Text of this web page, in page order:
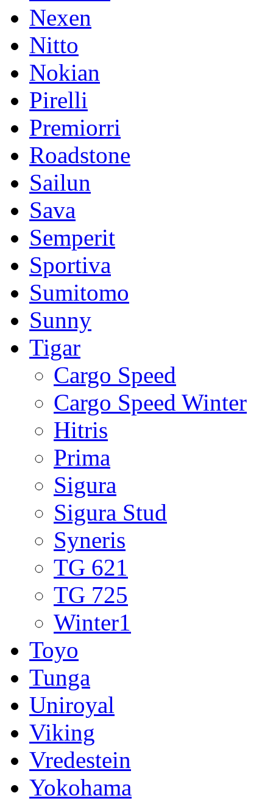
Nexen
Nitto
Nokian
Pirelli
Premiorri
Roadstone
Sailun
Sava
Semperit
Sportiva
Sumitomo
Sunny
Tigar
Cargo Speed
Cargo Speed Winter
Hitris
Prima
Sigura
Sigura Stud
Syneris
TG 621
TG 725
Winter1
Toyo
Tunga
Uniroyal
Viking
Vredestein
Yokohama